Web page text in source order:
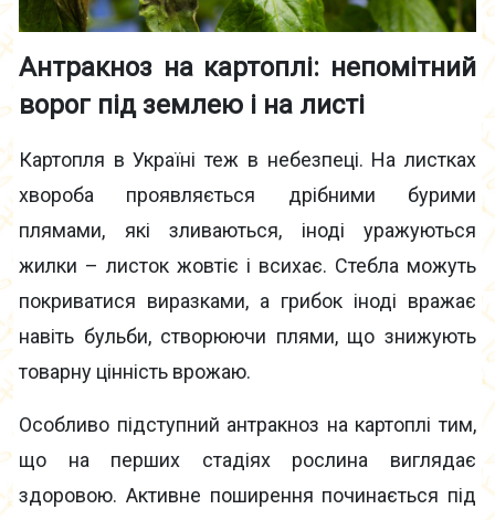
Антракноз на картоплі: непомітний
ворог під землею і на листі
Картопля в Україні теж в небезпеці. На листках
хвороба проявляється дрібними бурими
плямами, які зливаються, іноді уражуються
жилки – листок жовтіє і всихає. Стебла можуть
покриватися виразками, а грибок іноді вражає
навіть бульби, створюючи плями, що знижують
товарну цінність врожаю.
Особливо підступний антракноз на картоплі тим,
що на перших стадіях рослина виглядає
здоровою. Активне поширення починається під